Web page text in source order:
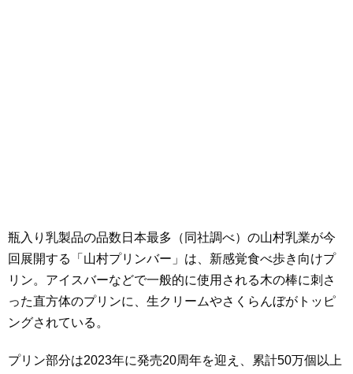
瓶入り乳製品の品数日本最多（同社調べ）の山村乳業が今
回展開する「山村プリンバー」は、新感覚食べ歩き向けプ
リン。アイスバーなどで一般的に使用される木の棒に刺さ
った直方体のプリンに、生クリームやさくらんぼがトッピ
ングされている。
プリン部分は2023年に発売20周年を迎え、累計50万個以上